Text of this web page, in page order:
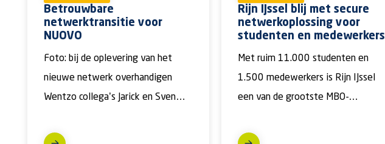
Betrouwbare
netwerktransitie voor
NUOVO
Foto: bij de oplevering van het
nieuwe netwerk overhandigen
Wentzo collega’s Jarick en Sven
[…]
Rijn IJssel blij met secure
netwerkoplossing voor
studenten en medewerkers
Met ruim 11.000 studenten en
1.500 medewerkers is Rijn IJssel
een van de grootste MBO-
daarom is […]